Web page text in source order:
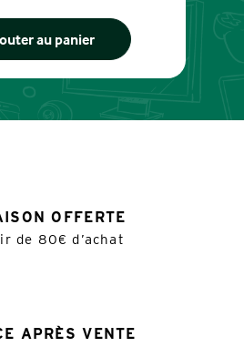
au panier
OFFERTE
de 80€ d’achat
APRÈS VENTE